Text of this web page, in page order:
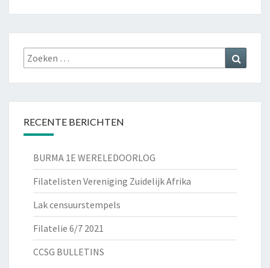
Zoeken
naar:
RECENTE BERICHTEN
BURMA 1E WERELEDOORLOG
Filatelisten Vereniging Zuidelijk Afrika
Lak censuurstempels
Filatelie 6/7 2021
CCSG BULLETINS